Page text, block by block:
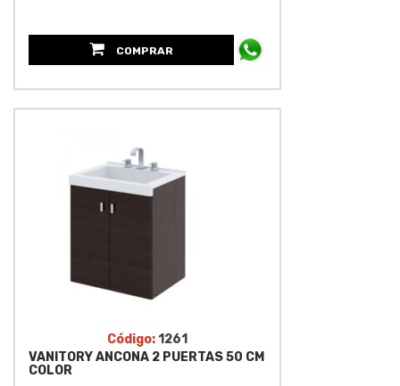
COMPRAR
Código:1261
VANITORY ANCONA 2 PUERTAS 50 CM
COLOR